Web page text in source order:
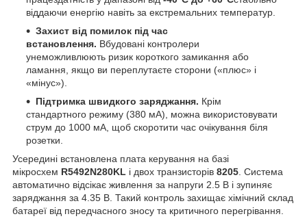
віддаючи енергію навіть за екстремальних температур.
Захист від помилок під час
встановлення. Вбудовані контролери
унеможливлюють ризик короткого замикання або
ламання, якщо ви переплутаєте сторони («плюс» і
«мінус»).
Підтримка швидкого заряджання. Крім
стандартного режиму (380 мА), можна використовувати
струм до 1000 мА, щоб скоротити час очікування біля
розетки.
Усередині встановлена плата керування на базі
мікросхем R5492N280KL і двох транзисторів 8205. Система
автоматично відсікає живлення за напруги 2.5 В і зупиняє
заряджання за 4.35 В. Такий контроль захищає хімічний склад
батареї від передчасного зносу та критичного перегрівання.